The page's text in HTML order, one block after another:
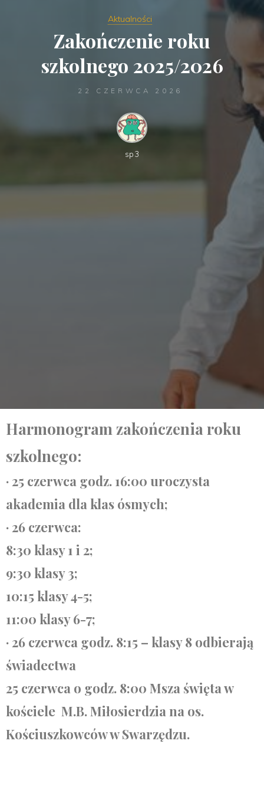
Aktualności
Zakończenie roku
szkolnego 2025/2026
22 CZERWCA 2026
sp3
Harmonogram zakończenia roku
szkolnego:
· 25 czerwca godz. 16:00 uroczysta
akademia dla klas ósmych;
· 26 czerwca:
8:30 klasy 1 i 2;
9:30 klasy 3;
10:15 klasy 4-5;
11:00 klasy 6-7;
· 26 czerwca godz. 8:15 – klasy 8 odbierają
świadectwa
25 czerwca o godz. 8:00 Msza święta w
kościele M.B. Miłosierdzia na os.
Kościuszkowców w Swarzędzu.